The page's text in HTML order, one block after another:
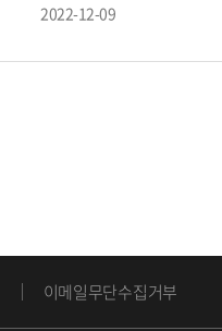
2022-12-09
이메일무단수집거부